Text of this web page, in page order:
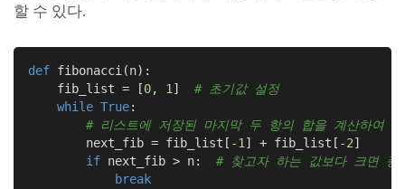
할 수 있다.
def fibonacci (n) :
    fib_list = [
0, 1 ] # 초기값 설정
while True:
# 리스트에 저장된 마지막 두 항의 합을 계산하여
        next_fib = fib_list[
-1 ] + fib_list[ -2]
if next_fib > n: # 찾고자 하는 값보다 크면 종
break